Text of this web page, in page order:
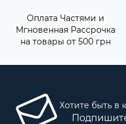
Оплата Частями и
Мгновенная Рассрочка
на товары от 500 грн
Хотите быть в